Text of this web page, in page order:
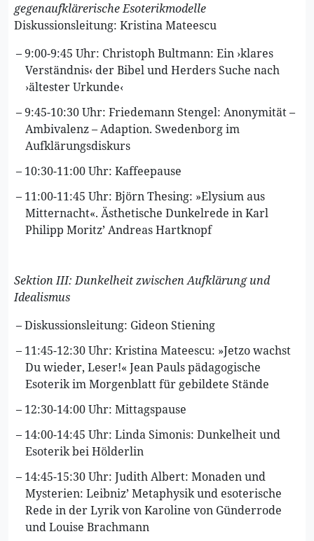
gegenaufklärerische Esoterikmodelle
Diskussionsleitung: Kristina Mateescu
9:00-9:45 Uhr: Christoph Bultmann: Ein ›klares
Verständnis‹ der Bibel und Herders Suche nach
›ältester Urkunde‹
9:45-10:30 Uhr: Friedemann Stengel: Anonymität –
Ambivalenz – Adaption. Swedenborg im
Aufklärungsdiskurs
10:30-11:00 Uhr: Kaffeepause
11:00-11:45 Uhr: Björn Thesing: »Elysium aus
Mitternacht«. Ästhetische Dunkelrede in Karl
Philipp Moritz’ Andreas Hartknopf
Sektion III: Dunkelheit zwischen Aufklärung und
Idealismus
Diskussionsleitung: Gideon Stiening
11:45-12:30 Uhr: Kristina Mateescu: »Jetzo wachst
Du wieder, Leser!« Jean Pauls pädagogische
Esoterik im Morgenblatt für gebildete Stände
12:30-14:00 Uhr: Mittagspause
14:00-14:45 Uhr: Linda Simonis: Dunkelheit und
Esoterik bei Hölderlin
14:45-15:30 Uhr: Judith Albert: Monaden und
Mysterien: Leibniz’ Metaphysik und esoterische
Rede in der Lyrik von Karoline von Günderrode
und Louise Brachmann